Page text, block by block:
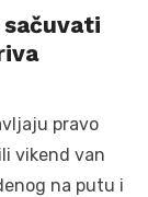
pravo
vikend van
na putu i